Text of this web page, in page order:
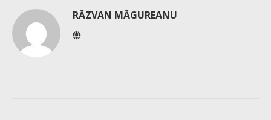
RĂZVAN MĂGUREANU